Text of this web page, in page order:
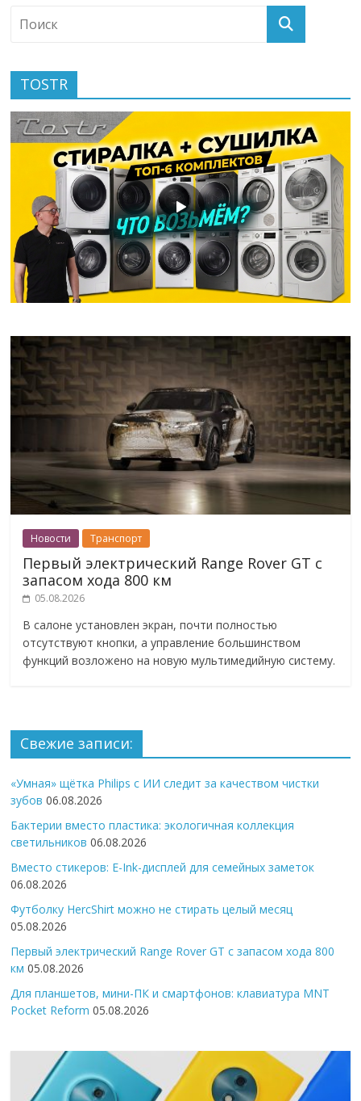
TOSTR
Новости Транспорт
Первый электрический Range Rover GT с
запасом хода 800 км
05.08.2026
В салоне установлен экран, почти полностью
отсутствуют кнопки, а управление большинством
функций возложено на новую мультимедийную систему.
Свежие записи:
«Умная» щётка Philips с ИИ следит за качеством чистки
зубов 06.08.2026
Бактерии вместо пластика: экологичная коллекция
светильников 06.08.2026
Вместо стикеров: E-Ink-дисплей для семейных заметок
06.08.2026
Футболку HercShirt можно не стирать целый месяц
05.08.2026
Первый электрический Range Rover GT с запасом хода 800
км 05.08.2026
Для планшетов, мини-ПК и смартфонов: клавиатура MNT
Pocket Reform 05.08.2026